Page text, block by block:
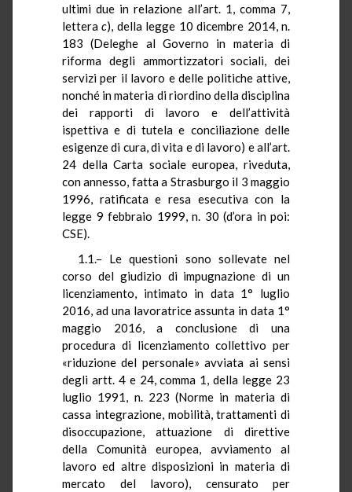
ultimi due in relazione all’art. 1, comma 7,
lettera c), della legge 10 dicembre 2014, n.
183 (Deleghe al Governo in materia di
riforma degli ammortizzatori sociali, dei
servizi per il lavoro e delle politiche attive,
nonché in materia di riordino della disciplina
dei rapporti di lavoro e dell’attività
ispettiva e di tutela e conciliazione delle
esigenze di cura, di vita e di lavoro) e all’art.
24 della Carta sociale europea, riveduta,
con annesso, fatta a Strasburgo il 3 maggio
1996, ratificata e resa esecutiva con la
legge 9 febbraio 1999, n. 30 (d’ora in poi:
CSE).
1.1.– Le questioni sono sollevate nel
corso del giudizio di impugnazione di un
licenziamento, intimato in data 1° luglio
2016, ad una lavoratrice assunta in data 1°
maggio 2016, a conclusione di una
procedura di licenziamento collettivo per
«riduzione del personale» avviata ai sensi
degli artt. 4 e 24, comma 1, della legge 23
luglio 1991, n. 223 (Norme in materia di
cassa integrazione, mobilità, trattamenti di
disoccupazione, attuazione di direttive
della Comunità europea, avviamento al
lavoro ed altre disposizioni in materia di
mercato del lavoro), censurato per